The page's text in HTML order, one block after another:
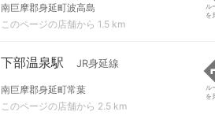
南巨摩郡身延町波高島
このページの店舗から 1.5 km
ル
を
下部温泉駅 JR身延線
南巨摩郡身延町常葉
このページの店舗から 2.5 km
ル
を